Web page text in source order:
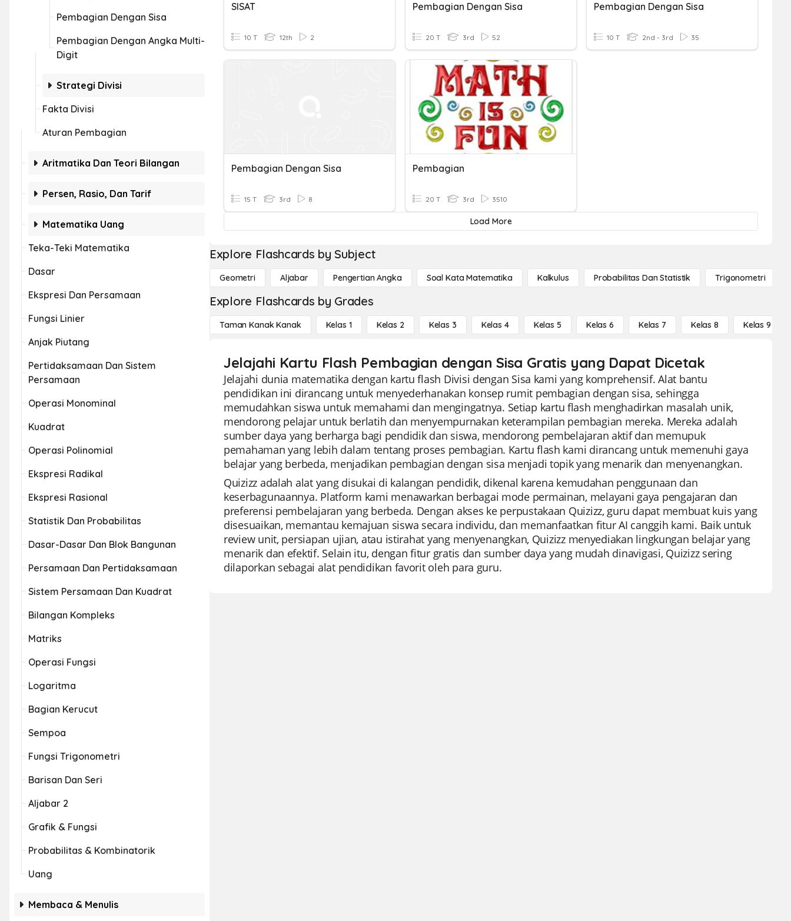
Pembagian Dengan Sisa
Pembagian Dengan Angka Multi-
Digit
Strategi Divisi
Fakta Divisi
Aturan Pembagian
Aritmatika Dan Teori Bilangan
Persen, Rasio, Dan Tarif
Matematika Uang
Teka-Teki Matematika
Dasar
Ekspresi Dan Persamaan
Fungsi Linier
Anjak Piutang
Pertidaksamaan Dan Sistem
Persamaan
Operasi Monominal
Kuadrat
Operasi Polinomial
Ekspresi Radikal
Ekspresi Rasional
Statistik Dan Probabilitas
Dasar-Dasar Dan Blok Bangunan
Persamaan Dan Pertidaksamaan
Sistem Persamaan Dan Kuadrat
Bilangan Kompleks
Matriks
Operasi Fungsi
Logaritma
Bagian Kerucut
Sempoa
Fungsi Trigonometri
Barisan Dan Seri
Aljabar 2
Grafik & Fungsi
Probabilitas & Kombinatorik
Uang
Membaca & Menulis
SISAT
10 T 12th 2
Pembagian Dengan Sisa
20 T 3rd 52
Pembagian Dengan Sisa
10 T 2nd - 3rd 35
Pembagian Dengan Sisa
15 T 3rd 8
Pembagian
20 T 3rd 3510
Load More
Explore Flashcards by Subject
Geometri Aljabar Pengertian Angka Soal Kata Matematika Kalkulus Probabilitas Dan Statistik Trigonometri
Explore Flashcards by Grades
Taman Kanak Kanak Kelas 1 Kelas 2 Kelas 3 Kelas 4 Kelas 5 Kelas 6 Kelas 7 Kelas 8 Kelas 9
Jelajahi Kartu Flash Pembagian dengan Sisa Gratis yang Dapat Dicetak
Jelajahi dunia matematika dengan kartu flash Divisi dengan Sisa kami yang komprehensif. Alat bantu
pendidikan ini dirancang untuk menyederhanakan konsep rumit pembagian dengan sisa, sehingga
memudahkan siswa untuk memahami dan mengingatnya. Setiap kartu flash menghadirkan masalah unik,
mendorong pelajar untuk berlatih dan menyempurnakan keterampilan pembagian mereka. Mereka adalah
sumber daya yang berharga bagi pendidik dan siswa, mendorong pembelajaran aktif dan memupuk
pemahaman yang lebih dalam tentang proses pembagian. Kartu flash kami dirancang untuk memenuhi gaya
belajar yang berbeda, menjadikan pembagian dengan sisa menjadi topik yang menarik dan menyenangkan.
Quizizz adalah alat yang disukai di kalangan pendidik, dikenal karena kemudahan penggunaan dan
keserbagunaannya. Platform kami menawarkan berbagai mode permainan, melayani gaya pengajaran dan
preferensi pembelajaran yang berbeda. Dengan akses ke perpustakaan Quizizz, guru dapat membuat kuis yang
disesuaikan, memantau kemajuan siswa secara individu, dan memanfaatkan fitur AI canggih kami. Baik untuk
review unit, persiapan ujian, atau istirahat yang menyenangkan, Quizizz menyediakan lingkungan belajar yang
menarik dan efektif. Selain itu, dengan fitur gratis dan sumber daya yang mudah dinavigasi, Quizizz sering
dilaporkan sebagai alat pendidikan favorit oleh para guru.